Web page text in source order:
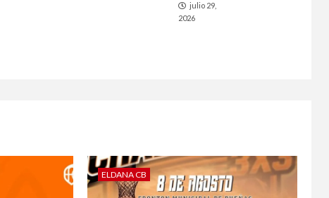
julio 29,
2026
ELDANA CB